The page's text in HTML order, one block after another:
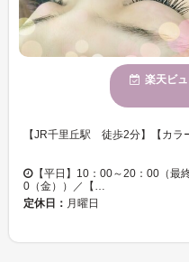
楽天ビ
【平日】10：00～20：00（最
0（金））／【…
定休日： 月曜日